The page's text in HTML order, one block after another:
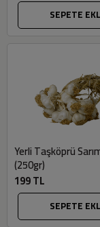
SEPETE
Yerli Taşköprü
(250gr)
199 TL
SEPETE